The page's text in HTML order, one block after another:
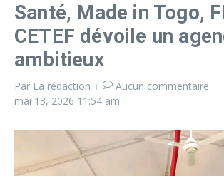
Santé, Made in Togo,
CETEF dévoile un
ambitieux
Par La rédaction
Aucun commentaire
mai 13, 2026 11:54 am